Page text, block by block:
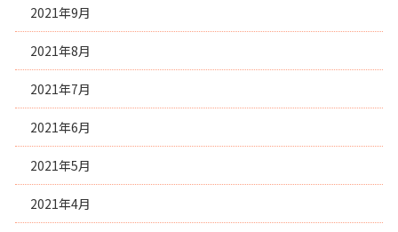
2021年9月
2021年8月
2021年7月
2021年6月
2021年5月
2021年4月